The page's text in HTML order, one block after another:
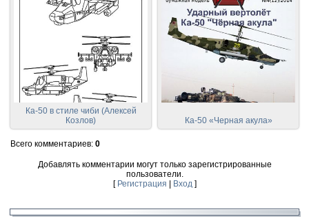
Ка-50 в стиле чиби (Алексей
Козлов)
Ка-50 «Черная акула»
Всего комментариев: 0
Добавлять комментарии могут только зарегистрированные
пользователи.
[ Регистрация Вход]